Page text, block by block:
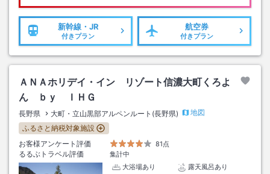
新幹線・JR
付きプラン
航空券
付きプラン
ＡＮＡホリデイ・イン リゾート信濃大町くろよ
ん ｂｙ ＩＨＧ
長野県 大町・立山黒部アルペンルート(長野県)
地図
ふるさと納税対象施設
お客様アンケート評価
81点
るるぶトラベル評価
集計中
大浴場あり
露天風呂あり